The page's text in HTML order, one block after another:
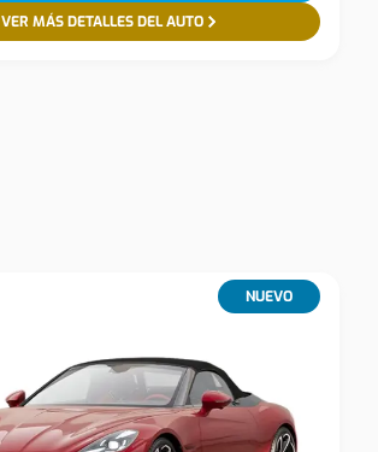
VER MÁS DETALLES DEL AUTO
NUEVO